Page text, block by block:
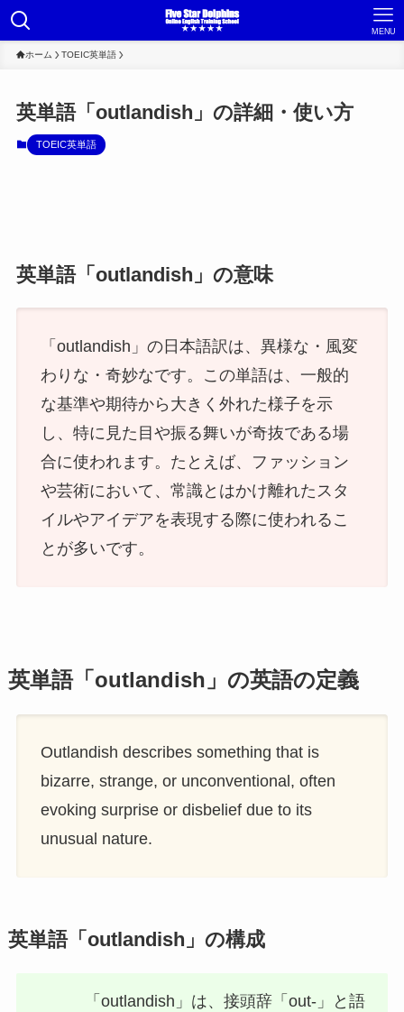
MENU
ホーム TOEIC英単語
英単語「outlandish」の詳細・使い方
TOEIC英単語
英単語「outlandish」の意味
「outlandish」の日本語訳は、異様な・風変
わりな・奇妙なです。この単語は、一般的
な基準や期待から大きく外れた様子を示
し、特に見た目や振る舞いが奇抜である場
合に使われます。たとえば、ファッション
や芸術において、常識とはかけ離れたスタ
イルやアイデアを表現する際に使われるこ
とが多いです。
英単語「outlandish」の英語の定義
Outlandish describes something that is
bizarre, strange, or unconventional, often
evoking surprise or disbelief due to its
unusual nature.
英単語「outlandish」の構成
「outlandish」は、接頭辞「out-」と語